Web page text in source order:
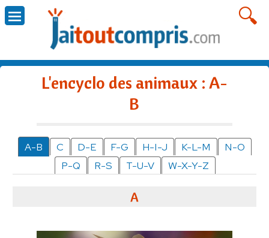
L'encyclo des animaux : A-
B
A-B C D-E F-G H-I-J K-L-M
N-O
P-Q
R-S T-U-V W-X-Y-Z
A